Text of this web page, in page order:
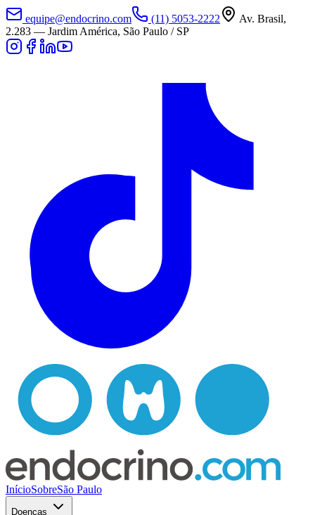
equipe@endocrino.com (11) 5053-2222
Av. Brasil,
2.283 — Jardim América, São Paulo / SP
InícioSobreSão Paulo
Doenças